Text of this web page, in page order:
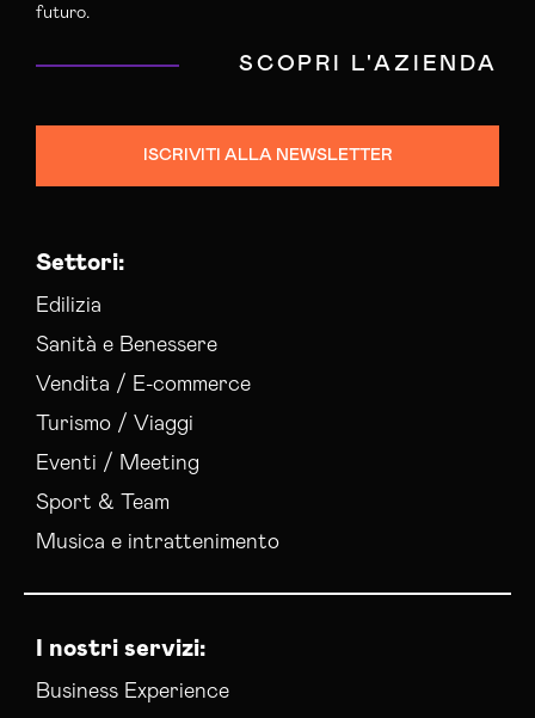
futuro.
SCOPRI L'AZIENDA
ISCRIVITI ALLA NEWSLETTER
Settori:
Edilizia
Sanità e Benessere
Vendita / E-commerce
Turismo / Viaggi
Eventi / Meeting
Sport & Team
Musica e intrattenimento
I nostri servizi:
Business Experience